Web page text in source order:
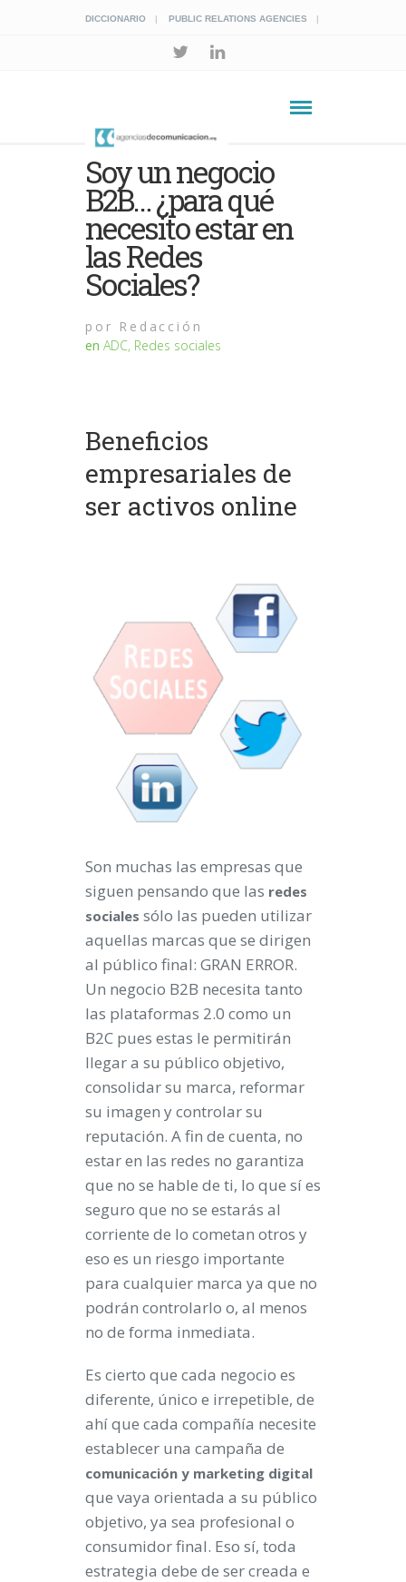
DICCIONARIO PUBLIC RELATIONS AGENCIES
Soy un negocio
B2B… ¿para qué
necesito estar en
las Redes
Sociales?
por Redacción
en ADC, Redes sociales
Beneficios
empresariales de
ser activos online
Son muchas las empresas que
siguen pensando que las redes
sociales sólo las pueden utilizar
aquellas marcas que se dirigen
al público final: GRAN ERROR.
Un negocio B2B necesita tanto
las plataformas 2.0 como un
B2C pues estas le permitirán
llegar a su público objetivo,
consolidar su marca, reformar
su imagen y controlar su
reputación. A fin de cuenta, no
estar en las redes no garantiza
que no se hable de ti, lo que sí es
seguro que no se estarás al
corriente de lo cometan otros y
eso es un riesgo importante
para cualquier marca ya que no
podrán controlarlo o, al menos
no de forma inmediata.
Es cierto que cada negocio es
diferente, único e irrepetible, de
ahí que cada compañía necesite
establecer una campaña de
comunicación y marketing digital
que vaya orientada a su público
objetivo, ya sea profesional o
consumidor final. Eso sí, toda
estrategia debe de ser creada e